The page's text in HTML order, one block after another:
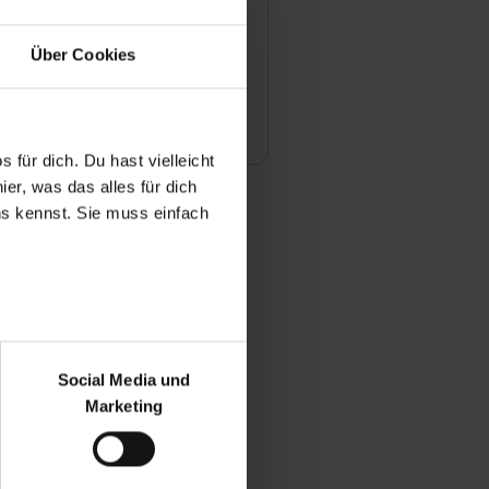
Über Cookies
für dich. Du hast vielleicht
was das alles für dich
kennst. Sie muss einfach
bei Benutzung der
zu analysieren
soziale Medien, Werbung
Marketing“). Unsere
bereitgestellt hast oder die
Social Media und
Marketing
zu werden?